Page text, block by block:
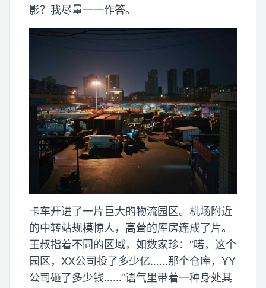
影？我尽量一一作答。
卡车开进了一片巨大的物流园区。机场附近
的中转站规模惊人，高耸的库房连成了片。
王叔指着不同的区域，如数家珍：“喏，这个
园区，XX公司投了多少亿……那个仓库，YY
公司砸了多少钱……”语气里带着一种身处其